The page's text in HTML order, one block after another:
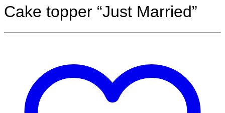
Cake topper “Just Married”